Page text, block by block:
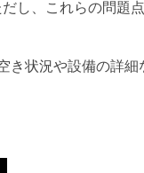
し、これらの問題
き状況や設備の詳細